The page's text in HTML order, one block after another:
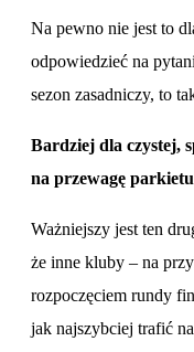
Na pewno nie jest to
odpowiedzieć na
sezon zasadniczy, to
Bardziej dla czystej,
na przewagę
Ważniejszy jest ten
że inne kluby – na
rozpoczęciem rundy
jak najszybciej trafić